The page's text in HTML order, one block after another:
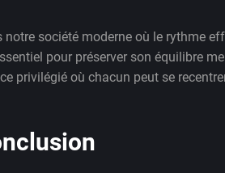
notre société moderne où le rythme
pour préserver son équilibre
privilégié où chacun peut se